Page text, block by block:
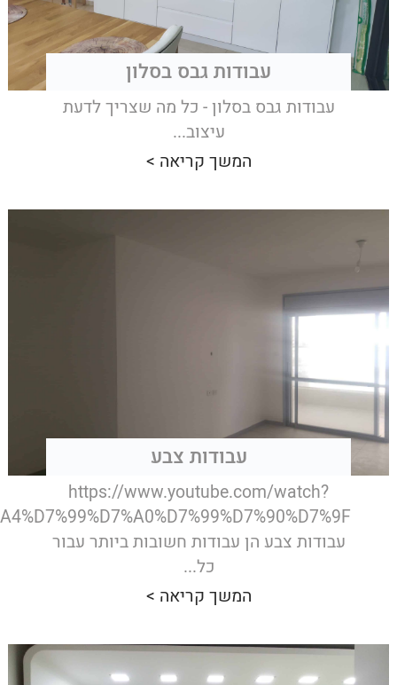
עבודות גבס בסלון
עבודות גבס בסלון - כל מה שצריך לדעת
עיצוב...
המשך קריאה >
עבודות צבע
https://www.youtube.com/watch?
עבודות צבע הן עבודות חשובות ביותר עבור
כל...
המשך קריאה >